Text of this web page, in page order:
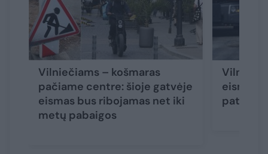
Vilniečiams – košmaras
pačiame centre: šioje gatvėje
eismas bus ribojamas net iki
metų pabaigos
Vilniaus
eismas
pat